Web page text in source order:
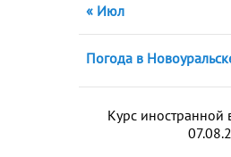
« Июл
Погода в
Курс